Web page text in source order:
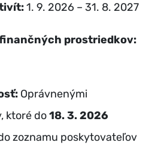
1. 9. 2026 – 31. 8. 2027
prostriedkov:
Oprávnenými
ktoré do18. 3. 2026
zoznamu poskytovateľov